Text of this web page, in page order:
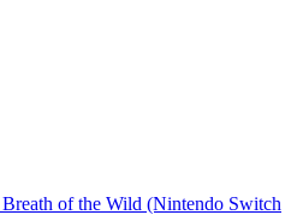
of the Wild (Nintendo Switch